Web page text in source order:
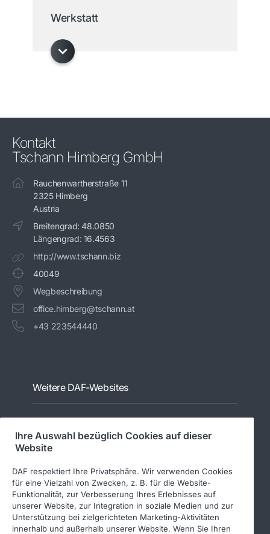
Werkstatt
Kontakt
Tschann Himberg GmbH
Rauchenwartherstraße 11
2325 Himberg
Austria
Breitengrad: 48.0850
Längengrad: 16.4563
http://www.tschann.biz
40049
Wegbeschreibung
office.himberg@tschann.at
+43 223544440
Weitere DAF-Websites
DAF-Aufbauherstellerinformationen
DAF Merchandising store
DAF Teile Webshop
Ihre Auswahl bezüglich Cookies auf dieser
Website
DAF respektiert Ihre Privatsphäre. Wir verwenden Cookies
für eine Vielzahl von Zwecken, z. B. für die Website-
Funktionalität, zur Verbesserung Ihres Erlebnisses auf
unserer Website, zur Integration in soziale Medien und zur
Unterstützung bei zielgerichteten Marketing-Aktivitäten
innerhalb und außerhalb unserer Website. Wenn Sie Ihren